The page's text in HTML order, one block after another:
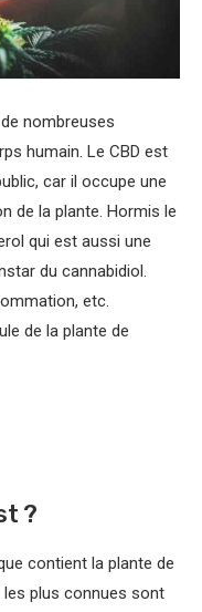
nombreuses
humain. Le CBD est
car il occupe une
de la plante. Hormis le
qui est aussi une
du cannabidiol.
etc.
de la plante de
?
contient la plante de
plus connues sont